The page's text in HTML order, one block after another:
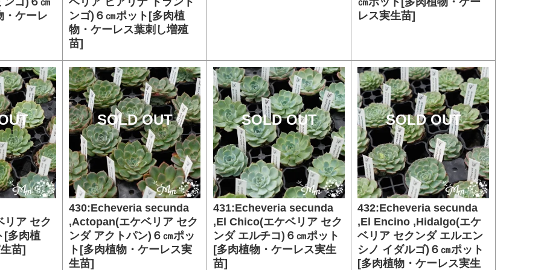
・ケーレ
ンゴ)６㎝ポット[多肉植
物・ケーレス葉刺し増殖
苗]
レス実生苗]
ア セク
[多肉植
苗]
430:Echeveria secunda
,Actopan(エケベリア セク
ンダ アクトパン)６㎝ポッ
ト[多肉植物・ケーレス実
生苗]
SOLD OUT
431:Echeveria secunda
,El Chico(エケベリア セク
ンダ エルチコ)６㎝ポット
[多肉植物・ケーレス実生
苗]
SOLD OUT
432:Echeveria secunda
,El Encino ,Hidalgo(エケ
ベリア セクンダ エルエン
シノ イダルゴ)６㎝ポット
[多肉植物・ケーレス実生
SOLD OUT